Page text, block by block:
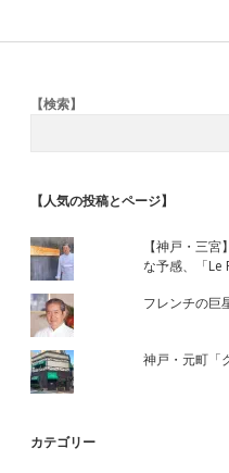
Sidebar
【検索】
【人気の投稿とページ】
【神戸・三
な予感、「Le
フレンチの巨
神戸・元町「
カテゴリー